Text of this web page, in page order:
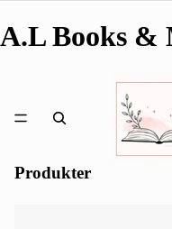
A.L Books &
Produkter